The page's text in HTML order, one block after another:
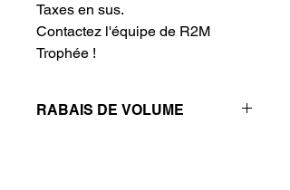
Taxes en sus.
Contactez l'équipe de R2M
Trophée !
RABAIS DE VOLUME